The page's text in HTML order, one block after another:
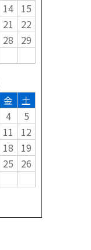
14 15
21
22
28
29
金
土
4
5
11
12
18
19
25
26